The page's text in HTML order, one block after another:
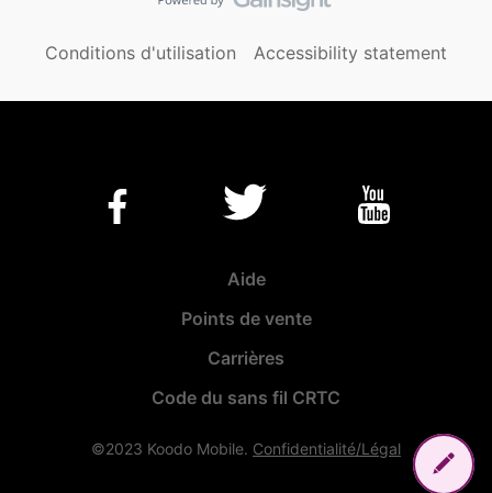
Conditions d'utilisation Accessibility statement
Aide
Points de vente
Carrières
Code du sans fil CRTC
©2023 Koodo Mobile. Confidentialité/Légal